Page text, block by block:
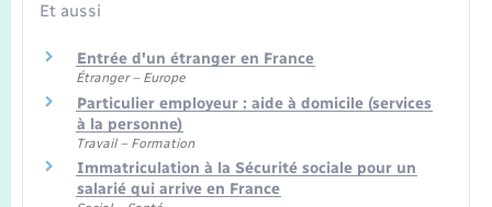
Et aussi
Entrée d'un étranger en France
Étranger – Europe
Particulier employeur : aide à domicile (services
à la personne)
Travail – Formation
Immatriculation à la Sécurité sociale pour un
salarié qui arrive en France